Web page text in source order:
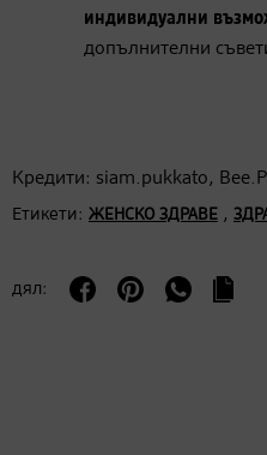
индивидуални
допълнителни
Кредити: siam.pukkato,
Етикети: ЖЕНСКО ЗДРАВЕ ,
дял: